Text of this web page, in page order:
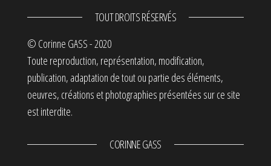
TOUT DROITS RÉSERVÉS
© Corinne GASS - 2020
Toute reproduction, représentation, modification,
publication, adaptation de tout ou partie des éléments,
oeuvres, créations et photographies présentées sur ce site
est interdite.
CORINNE GASS